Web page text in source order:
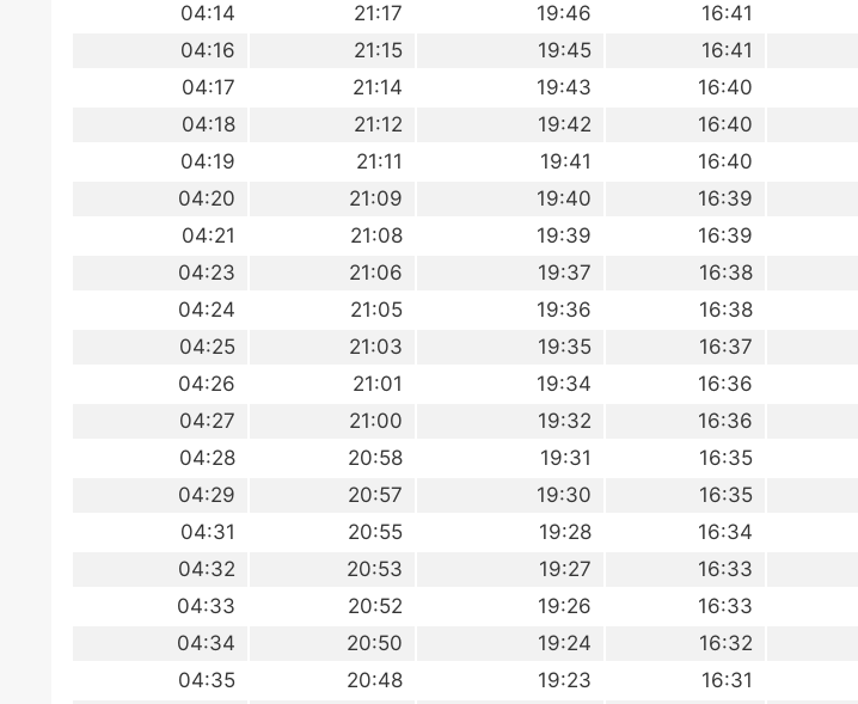
16:41
19:46
21:17
04:14
16:41
19:45
21:15
04:16
16:40
19:43
21:14
04:17
16:40
19:42
21:12
04:18
16:40
19:41
21:11
04:19
16:39
19:40
21:09
04:20
16:39
19:39
21:08
04:21
16:38
19:37
21:06
04:23
16:38
19:36
21:05
04:24
16:37
19:35
21:03
04:25
16:36
19:34
21:01
04:26
16:36
19:32
21:00
04:27
16:35
19:31
20:58
04:28
16:35
19:30
20:57
04:29
16:34
19:28
20:55
04:31
16:33
19:27
20:53
04:32
16:33
19:26
20:52
04:33
16:32
19:24
20:50
04:34
16:31
19:23
20:48
04:35